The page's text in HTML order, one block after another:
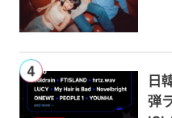
日
弾